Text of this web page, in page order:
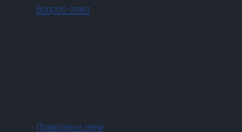
Вопрос-ответ
Приводные цепи